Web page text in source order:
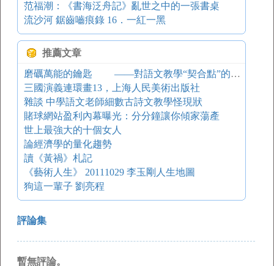
范福潮：《書海泛舟記》亂世之中的一張書桌
流沙河 鋸齒嚙痕錄 16．一紅一黑
推薦文章
磨礪萬能的鑰匙 ——對語文教學“契合點”的思考
三國演義連環畫13，上海人民美術出版社
雜談 中學語文老師細數古詩文教學怪現狀
賭球網站盈利內幕曝光：分分鐘讓你傾家蕩產
世上最強大的十個女人
論經濟學的量化趨勢
讀《黃禍》札記
《藝術人生》 20111029 李玉剛人生地圖
狗這一輩子 劉亮程
評論集
暫無評論。